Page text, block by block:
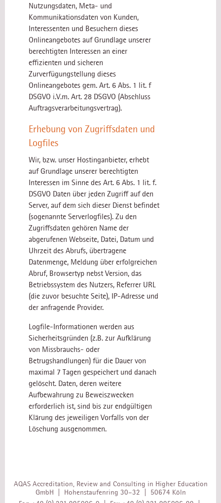
Nutzungsdaten, Meta- und
Kommunikationsdaten von Kunden,
Interessenten und Besuchern dieses
Onlineangebotes auf Grundlage unserer
berechtigten Interessen an einer
effizienten und sicheren
Zurverfügungstellung dieses
Onlineangebotes gem. Art. 6 Abs. 1 lit. f
DSGVO i.V.m. Art. 28 DSGVO (Abschluss
Auftragsverarbeitungsvertrag).
Erhebung von Zugriffsdaten und
Logfiles
Wir, bzw. unser Hostinganbieter, erhebt
auf Grundlage unserer berechtigten
Interessen im Sinne des Art. 6 Abs. 1 lit. f.
DSGVO Daten über jeden Zugriff auf den
Server, auf dem sich dieser Dienst befindet
(sogenannte Serverlogfiles). Zu den
Zugriffsdaten gehören Name der
abgerufenen Webseite, Datei, Datum und
Uhrzeit des Abrufs, übertragene
Datenmenge, Meldung über erfolgreichen
Abruf, Browsertyp nebst Version, das
Betriebssystem des Nutzers, Referrer URL
(die zuvor besuchte Seite), IP-Adresse und
der anfragende Provider.
Logfile-Informationen werden aus
Sicherheitsgründen (z.B. zur Aufklärung
von Missbrauchs- oder
Betrugshandlungen) für die Dauer von
maximal 7 Tagen gespeichert und danach
gelöscht. Daten, deren weitere
Aufbewahrung zu Beweiszwecken
erforderlich ist, sind bis zur endgültigen
Klärung des jeweiligen Vorfalls von der
Löschung ausgenommen.
AQAS Accreditation, Review and Consulting in Higher Education
GmbH | Hohenstaufenring 30–32 | 50674 Köln